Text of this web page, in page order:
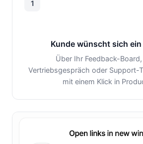
1
Kunde wünscht sich ein
Über Ihr Feedback-
Vertriebsgespräch oder Support-
mit einem Klick in